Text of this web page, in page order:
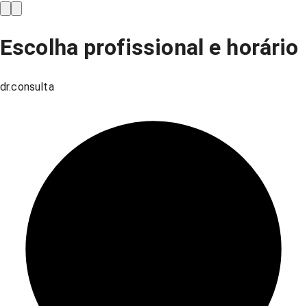
Escolha profissional e horário
dr.consulta